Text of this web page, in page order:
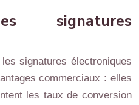
signatures
signatures électroniques
commerciaux : elles
les taux de conversion